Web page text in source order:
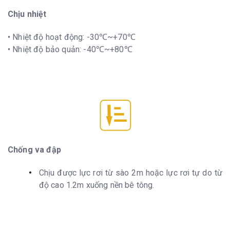
Chịu nhiệt
• Nhiệt độ hoạt động: -30℃~+70℃
• Nhiệt độ bảo quản: -40℃~+80℃
Chống va đập
Chịu được lực rơi từ sào 2m hoặc lực rơi tự do từ
độ cao 1.2m xuống nền bê tông.